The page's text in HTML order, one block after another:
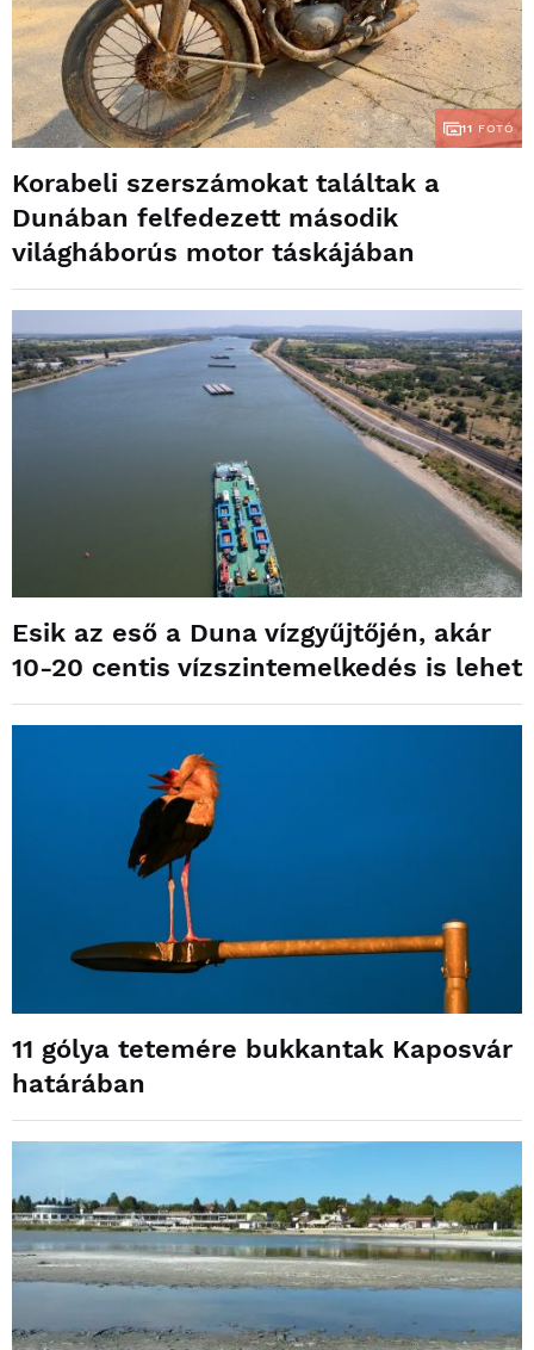
11 FOTÓ
Korabeli szerszámokat találtak a
Dunában felfedezett második
világháborús motor táskájában
Esik az eső a Duna vízgyűjtőjén, akár
10-20 centis vízszintemelkedés is lehet
11 gólya tetemére bukkantak Kaposvár
határában